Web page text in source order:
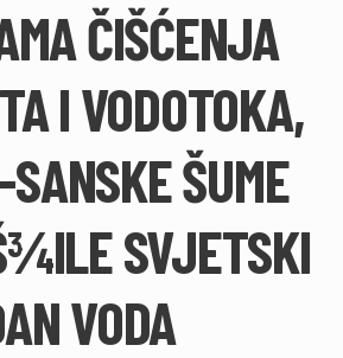
ČIŠĆENJA
I VODOTOKA,
ŠUME
SVJETSKI
VODA